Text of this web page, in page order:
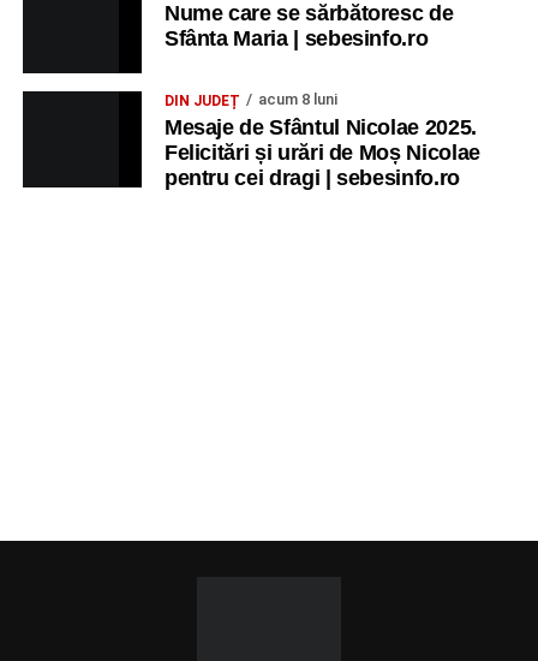
Nume care se sărbătoresc de
Sfânta Maria | sebesinfo.ro
DIN JUDEȚ acum 8 luni
Mesaje de Sfântul Nicolae 2025.
Felicitări și urări de Moș Nicolae
pentru cei dragi | sebesinfo.ro